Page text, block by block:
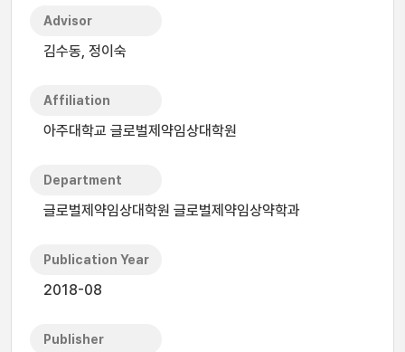
Advisor
김수동, 정이숙
Affiliation
아주대학교 글로벌제약임상대학원
Department
글로벌제약임상대학원 글로벌제약임상약학과
Publication Year
2018-08
Publisher